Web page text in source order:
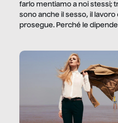
farlo mentiamo a noi stessi;
sono anche il sesso, il lavoro
prosegue. Perché le
trae un guadagno. In questo
quale e come.